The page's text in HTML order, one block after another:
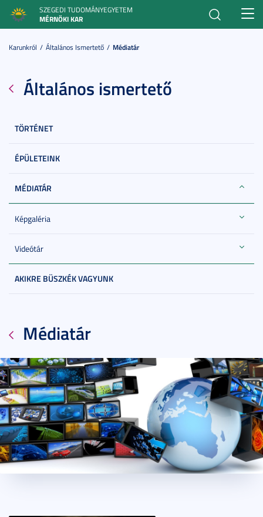
SZEGEDI TUDOMÁNYEGYETEM
MÉRNÖKI KAR
Karunkról Általános Ismertető Médiatár
Általános ismertető
TÖRTÉNET
ÉPÜLETEINK
MÉDIATÁR
Képgaléria
Videótár
AKIKRE BÜSZKÉK VAGYUNK
Médiatár